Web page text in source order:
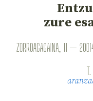
zure
ZORROAGAGAINA, 11 —
T.